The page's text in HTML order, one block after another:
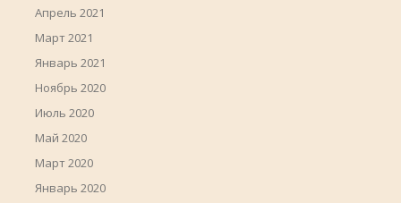
Апрель 2021
Март 2021
Январь 2021
Ноябрь 2020
Июль 2020
Май 2020
Март 2020
Январь 2020